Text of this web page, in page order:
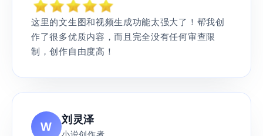
这里的文生图和视频生成功能太强大了！帮我创
作了很多优质内容，而且完全没有任何审查限
制，创作自由度高！
W
刘灵泽
小说创作者